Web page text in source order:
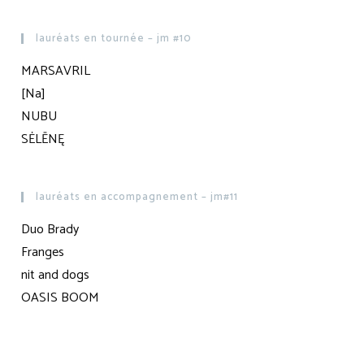
lauréats en tournée – jm #10
MARSAVRIL
[Na]
NUBU
SĖLĒNĘ
lauréats en accompagnement – jm#11
Duo Brady
Franges
nit and dogs
OASIS BOOM